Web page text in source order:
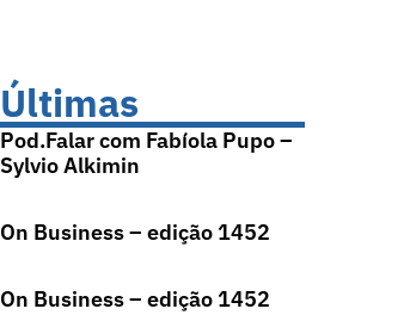
Últimas
Pod.Falar com Fabíola Pupo –
Sylvio Alkimin
On Business – edição 1452
On Business – edição 1452